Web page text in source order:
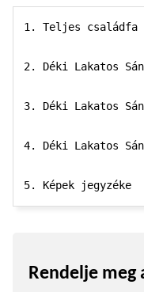
1. Teljes családfa
2. Déki Lakatos
3. Déki Lakatos
4. Déki Lakatos
Rendelje meg